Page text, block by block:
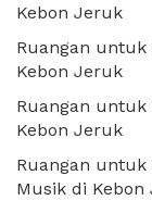
Kebon Jeruk
Ruangan untuk
Kebon Jeruk
Ruangan untuk
Kebon Jeruk
Ruangan untuk
Musik di Kebon